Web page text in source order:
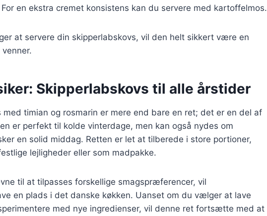
For en ekstra cremet konsistens kan du servere med kartoffelmos.
at servere din skipperlabskovs, vil den helt sikkert være en
Skipperlabskovs til alle årstider
med timian og rosmarin er mere end bare en ret; det er en del af
er perfekt til kolde vinterdage, men kan også nydes om
en solid middag. Retten er let at tilberede i store portioner,
lejligheder eller som madpakke.
til at tilpasses forskellige smagspræferencer, vil
en plads i det danske køkken. Uanset om du vælger at lave
med nye ingredienser, vil denne ret fortsætte med at